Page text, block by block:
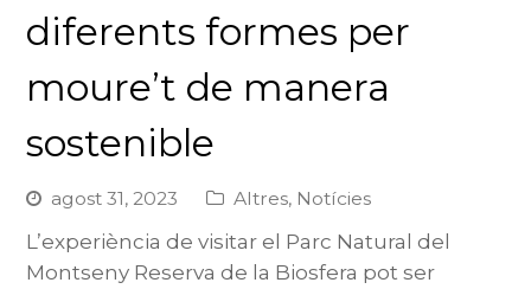
diferents formes per
moure’t de manera
sostenible
agost 31, 2023 Altres, Notícies
L’experiència de visitar el Parc Natural del
Montseny Reserva de la Biosfera pot ser